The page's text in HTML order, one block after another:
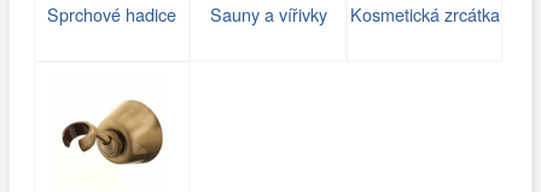
Sprchové hadice Sauny a vířivky Kosmetická zrcátka